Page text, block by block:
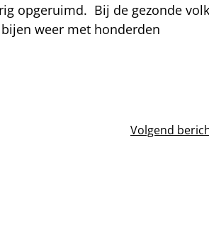
opgeruimd. Bij de gezonde
weer met honderden
Volgend
Mijten